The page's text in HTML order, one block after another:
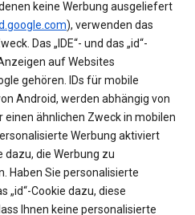
keine Werbung ausgeliefert
), verwenden das
Das „IDE“- und das „id“-
auf Websites
gehören. IDs für mobile
Android, werden abhängig von
einen ähnlichen Zweck in mobilen
Werbung aktiviert
dazu, die Werbung zu
Haben Sie personalisierte
„id“-Cookie dazu, diese
Ihnen keine personalisierte